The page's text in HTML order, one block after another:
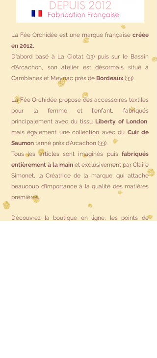
La Fée Orchidée est une marque française créée
en 2012.
D'abord basé à La Ciotat (13) puis sur le Bassin
d'Arcachon, son atelier est désormais situé à
Camblanes et Meynac près de Bordeaux (33).
La Fée Orchidée propose des accessoires textiles
pour la femme et l'enfant, fabriqués
principalement avec du tissu Liberty of London,
mais également une collection avec du Cuir de
Saumon tanné près d'Arcachon (33).
Tous les articles sont imaginés puis fabriqués
entièrement à la main et exclusivement par Claire
Simonet, la Créatrice de la marque, qui attache
beaucoup d'importance à la qualité des matières
premières.
Découvrez la boutique en ligne, les points de